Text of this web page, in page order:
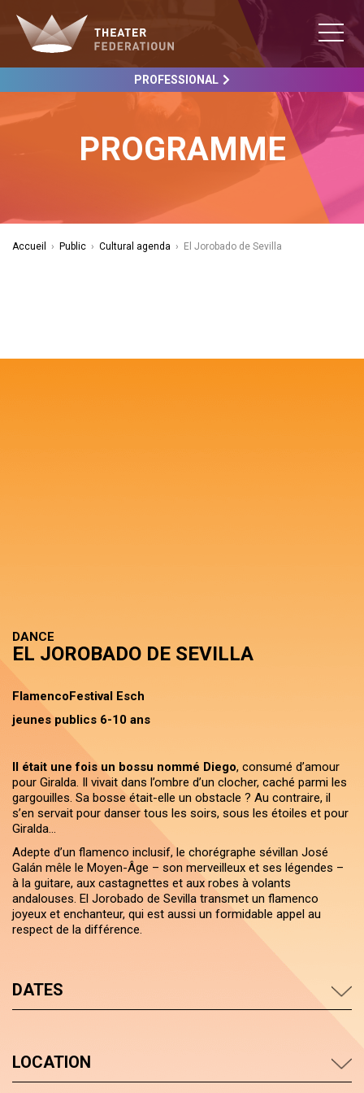
PROFESSIONAL
PROGRAMME
Accueil › Public › Cultural agenda › El Jorobado de Sevilla
DANCE
EL JOROBADO DE SEVILLA
FlamencoFestival Esch
jeunes publics 6-10 ans
Il était une fois un bossu nommé Diego, consumé d’amour
pour Giralda. Il vivait dans l’ombre d’un clocher, caché parmi les
gargouilles. Sa bosse était-elle un obstacle ? Au contraire, il
s’en servait pour danser tous les soirs, sous les étoiles et pour
Giralda…
Adepte d’un flamenco inclusif, le chorégraphe sévillan José
Galán mêle le Moyen-Âge – son merveilleux et ses légendes –
à la guitare, aux castagnettes et aux robes à volants
andalouses. El Jorobado de Sevilla transmet un flamenco
joyeux et enchanteur, qui est aussi un formidable appel au
respect de la différence.
DATES
LOCATION